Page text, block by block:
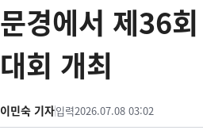
문경에서 제36
대회 개최
이민숙 기자입력2026.07.08 03:02